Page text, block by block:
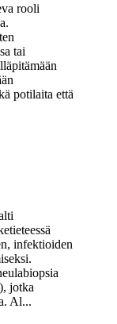
rooli
tai
potilaita että
infektioiden
jotka
Al...